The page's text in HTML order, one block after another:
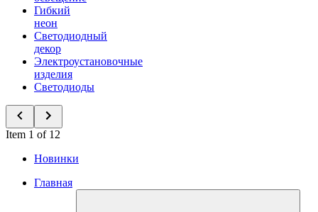
Гибкий
неон
Светодиодный
декор
Электроустановочные
изделия
Светодиоды
Item 1 of 12
Новинки
Главная